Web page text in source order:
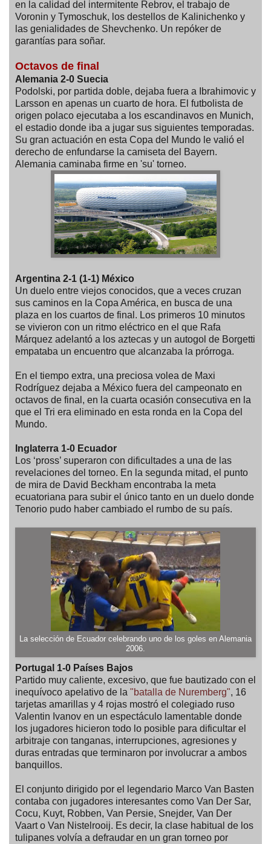
en la calidad del intermitente Rebrov, el trabajo de
Voronin y Tymoschuk, los destellos de Kalinichenko y
las genialidades de Shevchenko. Un repóker de
garantías para soñar.
Octavos de final
Alemania 2-0 Suecia
Podolski, por partida doble, dejaba fuera a Ibrahimovic y
Larsson en apenas un cuarto de hora. El futbolista de
origen polaco ejecutaba a los escandinavos en Munich,
el estadio donde iba a jugar sus siguientes temporadas.
Su gran actuación en esta Copa del Mundo le valió el
derecho de enfundarse la camiseta del Bayern.
Alemania caminaba firme en 'su' torneo.
Argentina 2-1 (1-1) México
Un duelo entre viejos conocidos, que a veces cruzan
sus caminos en la Copa América, en busca de una
plaza en los cuartos de final. Los primeros 10 minutos
se vivieron con un ritmo eléctrico en el que Rafa
Márquez adelantó a los aztecas y un autogol de Borgetti
empataba un encuentro que alcanzaba la prórroga.
En el tiempo extra, una preciosa volea de Maxi
Rodríguez dejaba a México fuera del campeonato en
octavos de final, en la cuarta ocasión consecutiva en la
que el Tri era eliminado en esta ronda en la Copa del
Mundo.
Inglaterra 1-0 Ecuador
Los ‘pross’ superaron con dificultades a una de las
revelaciones del torneo. En la segunda mitad, el punto
de mira de David Beckham encontraba la meta
ecuatoriana para subir el único tanto en un duelo donde
Tenorio pudo haber cambiado el rumbo de su país.
La selección de Ecuador celebrando uno de los goles en Alemania
2006.
Portugal 1-0 Países Bajos
Partido muy caliente, excesivo, que fue bautizado con el
inequívoco apelativo de la "batalla de Nuremberg", 16
tarjetas amarillas y 4 rojas mostró el colegiado ruso
Valentin Ivanov en un espectáculo lamentable donde
los jugadores hicieron todo lo posible para dificultar el
arbitraje con tanganas, interrupciones, agresiones y
duras entradas que terminaron por involucrar a ambos
banquillos.
El conjunto dirigido por el legendario Marco Van Basten
contaba con jugadores interesantes como Van Der Sar,
Cocu, Kuyt, Robben, Van Persie, Snejder, Van Der
Vaart o Van Nistelrooij. Es decir, la clase habitual de los
tulipanes volvía a defraudar en un gran torneo por